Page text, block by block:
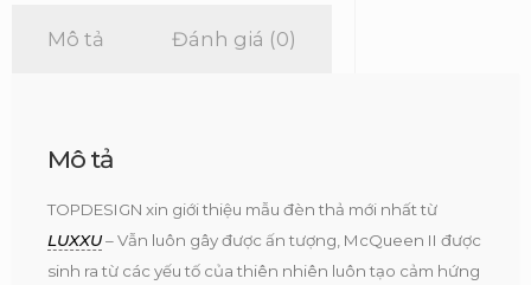
Mô tả Đánh giá (0)
Mô tả
TOPDESIGN xin giới thiệu mẫu đèn thả mới nhất từ
LUXXU– Vẫn luôn gây được ấn tượng, McQueen II được
sinh ra từ các yếu tố của thiên nhiên luôn tạo cảm hứng